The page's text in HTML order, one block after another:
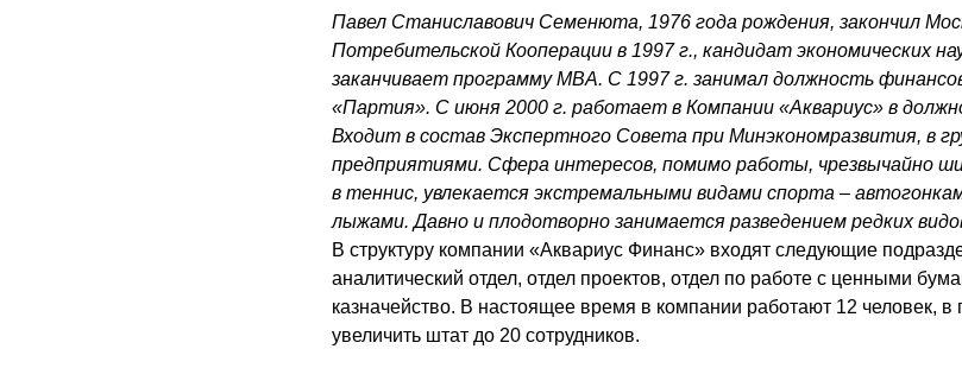
Павел Станиславович Семенюта, 1976 года рождения, закончил
Потребительской Кооперации в 1997 г., кандидат экономических
заканчивает программу MBA. С 1997 г. занимал должность
«Партия». С июня 2000 г. работает в Компании «Аквариус» в
Входит в состав Экспертного Совета при Минэкономразвития, в
предприятиями. Сфера интересов, помимо работы, чрезвычайно
в теннис, увлекается экстремальными видами спорта –
лыжами. Давно и плодотворно занимается разведением редких
В структуру компании «Аквариус Финанс» входят следующие
аналитический отдел, отдел проектов, отдел по работе с ценными
казначейство. В настоящее время в компании работают 12 человек, в
увеличить штат до 20 сотрудников.